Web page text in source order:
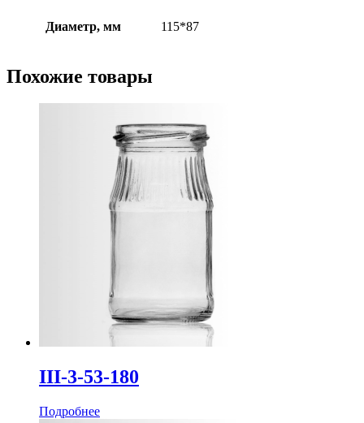
Диаметр, мм 115*87
Похожие товары
III-3-53-180
Подробнее